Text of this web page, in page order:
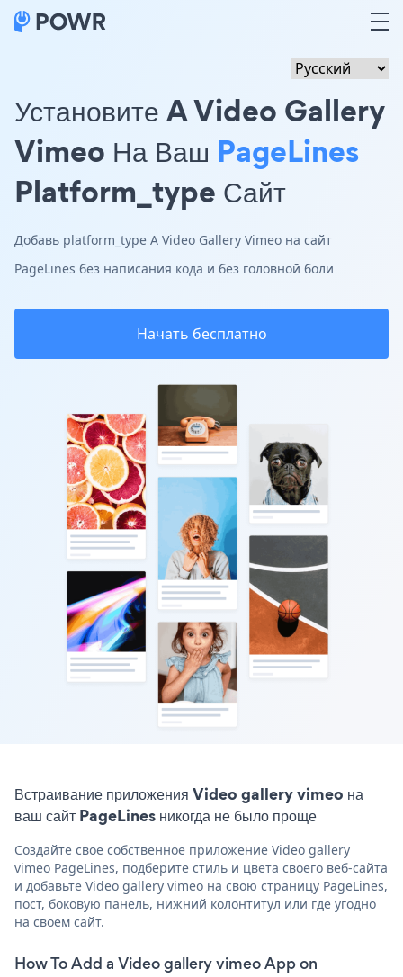
Установите A Video Gallery
Vimeo На Ваш PageLines
Platform_type Сайт
Добавь platform_type A Video Gallery Vimeo на сайт
PageLines без написания кода и без головной боли
Начать бесплатно
Встраивание приложения Video gallery vimeo на
ваш сайт PageLines никогда не было проще
Создайте свое собственное приложение Video gallery
vimeo PageLines, подберите стиль и цвета своего веб-сайта
и добавьте Video gallery vimeo на свою страницу PageLines,
пост, боковую панель, нижний колонтитул или где угодно
на своем сайт.
How To Add a Video gallery vimeo App on